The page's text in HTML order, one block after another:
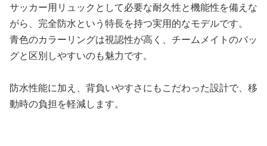
サッカー用リュックとして必要な耐久性と機能性を備えな
がら、完全防水という特長を持つ実用的なモデルです。
青色のカラーリングは視認性が高く、チームメイトのバッ
グと区別しやすいのも魅力です。
防水性能に加え、背負いやすさにもこだわった設計で、移
動時の負担を軽減します。